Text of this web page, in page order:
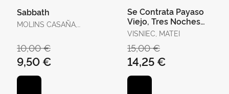
Sabbath
MOLINS CASAÑA,
10,00 €
9,50 €
Se Contrata Payaso
Viejo, Tres Noches
con Madox y Otras
Obras Cortas
VISNIEC, MATEI
15,00 €
14,25 €